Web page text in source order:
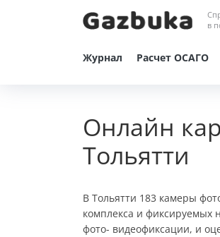
в
Журнал Расчет ОСАГО
Онлайн
Тольятти
В Тольятти 183 камеры
комплекса и фиксируемых
фото- видеофиксации, и